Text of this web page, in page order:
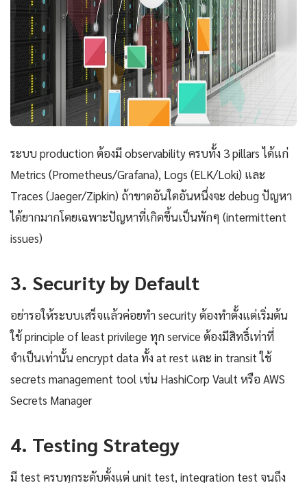
ระบบ production ต้องมี observability ครบทั้ง 3 pillars ได้แก่
Metrics (Prometheus/Grafana), Logs (ELK/Loki) และ
Traces (Jaeger/Zipkin) ถ้าขาดอันใดอันหนึ่งจะ debug ปัญหา
ได้ยากมากโดยเฉพาะปัญหาที่เกิดขึ้นเป็นพักๆ (intermittent
issues)
3. Security by Default
อย่ารอให้ระบบเสร็จแล้วค่อยทำ security ต้องทำตั้งแต่เริ่มต้น
ใช้ principle of least privilege ทุก service ต้องมีสิทธิ์เท่าที่
จำเป็นเท่านั้น encrypt data ทั้ง at rest และ in transit ใช้
secrets management tool เช่น HashiCorp Vault หรือ AWS
Secrets Manager
4. Testing Strategy
มี test ครบทุกระดับตั้งแต่ unit test, integration test จนถึง